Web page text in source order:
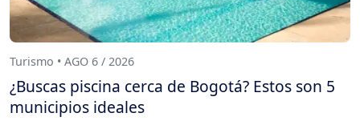
Turismo • AGO 6 / 2026
¿Buscas piscina cerca de Bogotá? Estos son 5
municipios ideales